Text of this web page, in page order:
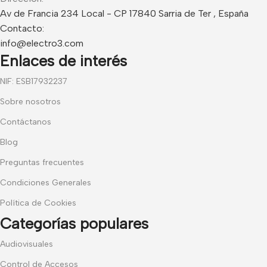
Av de Francia 234 Local - CP 17840 Sarria de Ter , España
Contacto:
info@electro3.com
Enlaces de interés
NIF: ESB17932237
Sobre nosotros
Contáctanos
Blog
Preguntas frecuentes
Condiciones Generales
Política de Cookies
Categorías populares
Audiovisuales
Control de Accesos